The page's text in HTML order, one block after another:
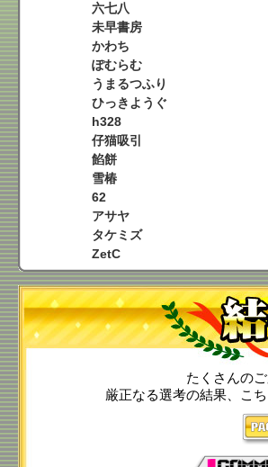
六七八
未早書房
かわち
ぽむらむ
うまるつふり
ひっきようぐ
h328
仔猫吸引
餡餅
雪椿
62
アサヤ
タケミズ
ZetC
たくさんの
厳正なる選考の結果、こ